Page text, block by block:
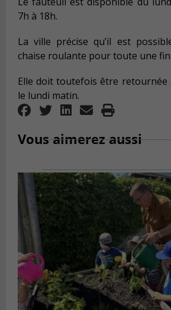
7h à 18h.
La ville précise qu’il est
chaise roulante pour toute une fin
Elle doit toutefois être retournée
le lundi matin.
Vous aimerez aussi